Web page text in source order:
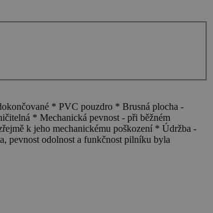
* PVC pouzdro * Brusná plocha -
* Mechanická pevnost - při běžném
k jeho mechanickému poškození * Údržba -
pevnost odolnost a funkčnost pilníku byla